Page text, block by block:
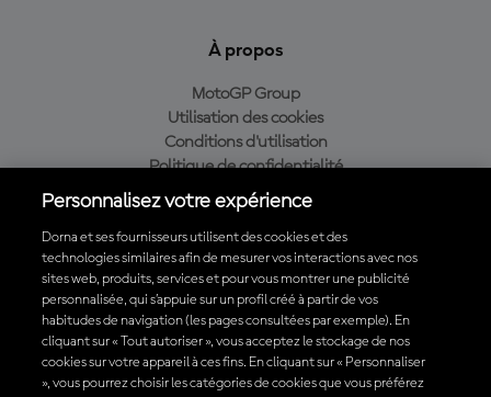
À propos
MotoGP Group
Utilisation des cookies
Conditions d'utilisation
Politique de confidentialité
Politique d’achat
Télécharger l'appli officielle du MotoGP™
Personnalisez votre expérience
Dorna et ses fournisseurs utilisent des cookies et des
technologies similaires afin de mesurer vos interactions avec nos
sites web, produits, services et pour vous montrer une publicité
personnalisée, qui s’appuie sur un profil créé à partir de vos
habitudes de navigation (les pages consultées par exemple). En
cliquant sur « Tout autoriser », vous acceptez le stockage de nos
cookies sur votre appareil à ces fins. En cliquant sur « Personnaliser
», vous pourrez choisir les catégories de cookies que vous préférez